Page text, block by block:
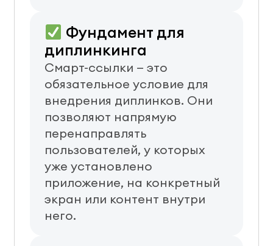
Фундамент для
диплинкинга
Смарт-ссылки — это
обязательное условие для
внедрения диплинков. Они
позволяют напрямую
перенаправлять
пользователей, у которых
уже установлено
приложение, на конкретный
экран или контент внутри
него.